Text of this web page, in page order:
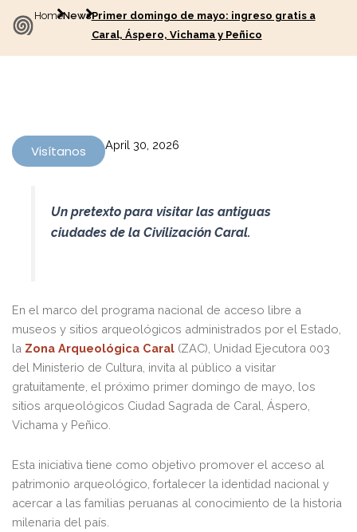
HomeNewsPrimer domingo de mayo: ingreso gratis a
Caral, Áspero, Vichama y Peñico
Visítanos April 30, 2026
Un pretexto para visitar las antiguas
ciudades de la Civilización Caral.
En el marco del programa nacional de acceso libre a
museos y sitios arqueológicos administrados por el Estado,
la Zona Arqueológica Caral (ZAC), Unidad Ejecutora 003
del Ministerio de Cultura, invita al público a visitar
gratuitamente, el próximo primer domingo de mayo, los
sitios arqueológicos Ciudad Sagrada de Caral, Áspero,
Vichama y Peñico.
Esta iniciativa tiene como objetivo promover el acceso al
patrimonio arqueológico, fortalecer la identidad nacional y
acercar a las familias peruanas al conocimiento de la historia
milenaria del país.